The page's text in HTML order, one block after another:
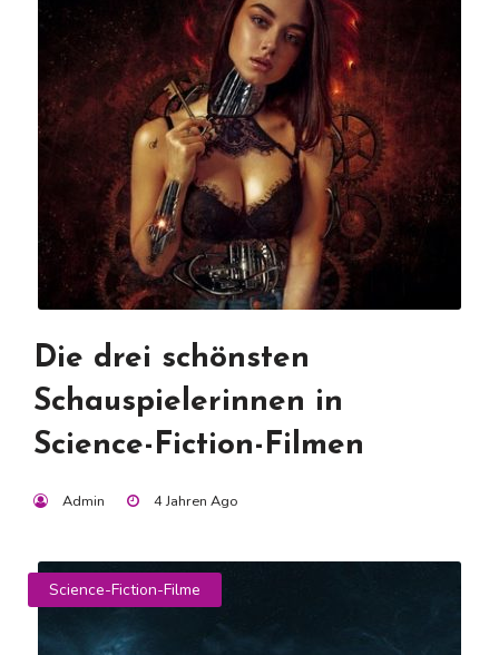
Die drei schönsten
Schauspielerinnen in
Science-Fiction-Filmen
Admin 4 Jahren Ago
Science-Fiction-Filme